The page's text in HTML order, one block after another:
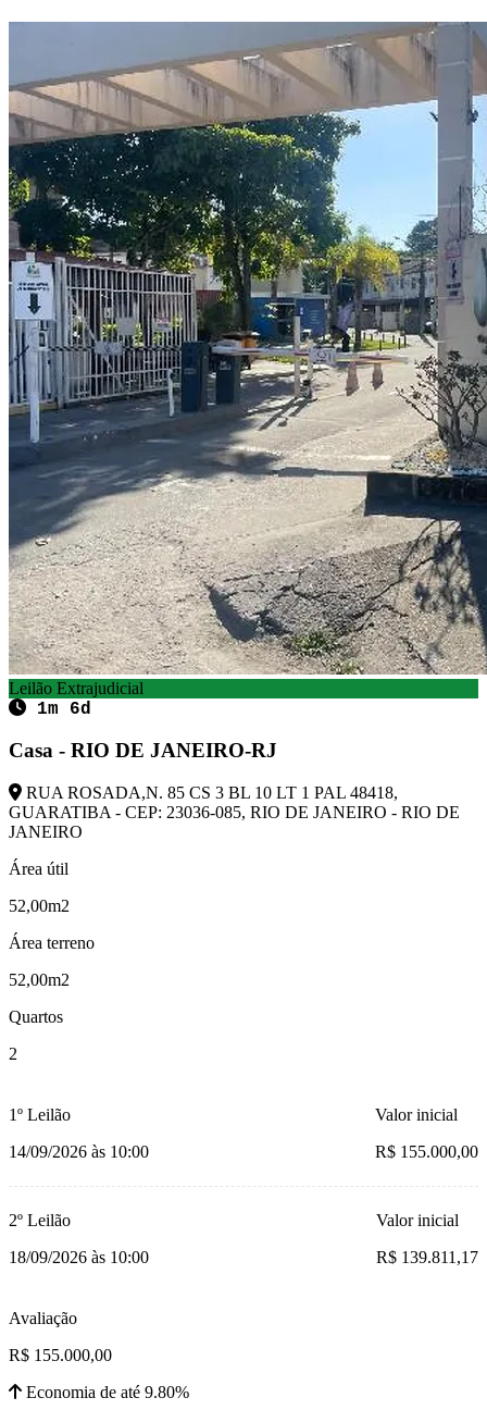
Leilão Extrajudicial
1m 6d
Casa - RIO DE JANEIRO-RJ
RUA ROSADA,N. 85 CS 3 BL 10 LT 1 PAL 48418,
GUARATIBA - CEP: 23036-085, RIO DE JANEIRO - RIO DE
JANEIRO
Área útil
52,00m2
Área terreno
52,00m2
Quartos
2
1º Leilão
14/09/2026 às 10:00
Valor inicial
R$ 155.000,00
2º Leilão
18/09/2026 às 10:00
Valor inicial
R$ 139.811,17
Avaliação
R$ 155.000,00
Economia de até 9.80%